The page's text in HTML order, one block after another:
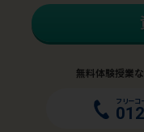
無料体験授業
フリーコ